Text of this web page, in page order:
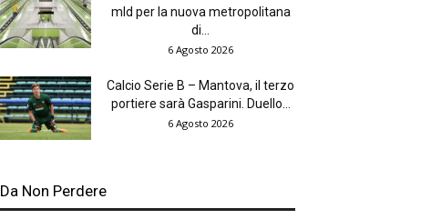
mld per la nuova metropolitana
di...
6 Agosto 2026
Calcio Serie B – Mantova, il terzo
portiere sarà Gasparini. Duello...
6 Agosto 2026
Da Non Perdere